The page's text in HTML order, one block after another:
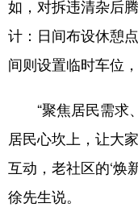
如，对拆违清杂后
计：日间布设休憩
间则设置临时车位
“聚焦居民需求
居民心坎上，让大
互动，老社区的‘焕
徐先生说。